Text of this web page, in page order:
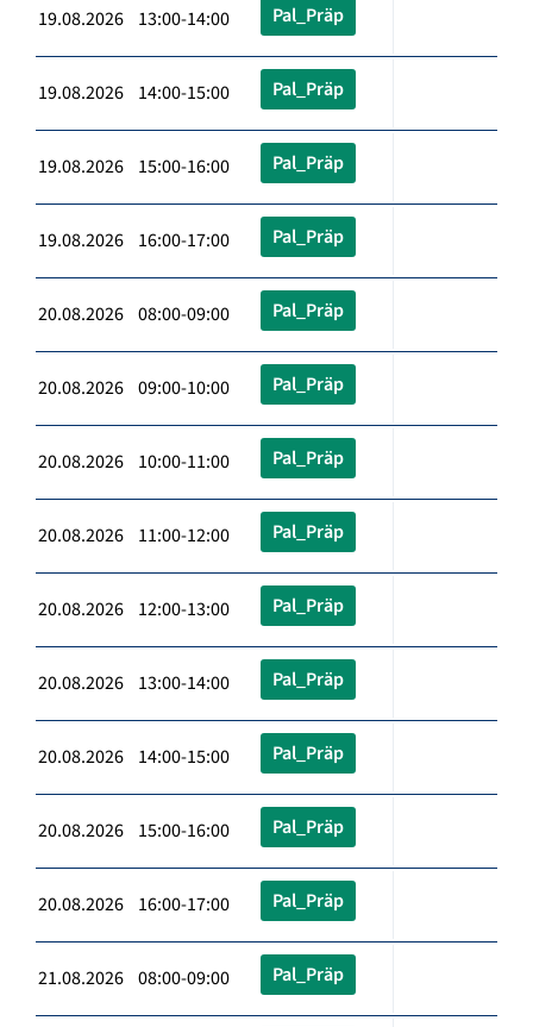
19.08.2026 13:00-14:00 Pal_Präp
19.08.2026 14:00-15:00 Pal_Präp
19.08.2026 15:00-16:00 Pal_Präp
19.08.2026 16:00-17:00 Pal_Präp
20.08.2026 08:00-09:00 Pal_Präp
20.08.2026 09:00-10:00 Pal_Präp
20.08.2026 10:00-11:00 Pal_Präp
20.08.2026 11:00-12:00 Pal_Präp
20.08.2026 12:00-13:00 Pal_Präp
20.08.2026 13:00-14:00 Pal_Präp
20.08.2026 14:00-15:00 Pal_Präp
20.08.2026 15:00-16:00 Pal_Präp
20.08.2026 16:00-17:00 Pal_Präp
21.08.2026 08:00-09:00 Pal_Präp